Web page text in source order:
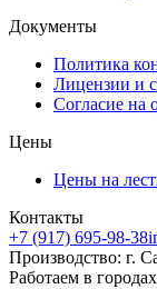
Документы
Политика
Лицензии и
Согласие на
Цены
Цены на
Контакты
+7 (917) 695-98-38
Производство: г.
Работаем в